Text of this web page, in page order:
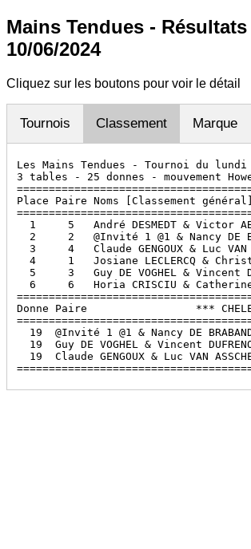
Mains Tendues -
10/06/2024
Cliquez sur les boutons pour voir le détail
Tournois Classement Marque
Les Mains Tendues - Tournoi du
3 tables - 25 donnes - mouvement
Place Paire Noms [Classement
1     5   André DESMEDT & Victor
2     2   @Invité 1 @1 & Nancy DE
3     4   Claude GENGOUX & Luc
4     1   Josiane LECLERCQ &
5     3   Guy DE VOGHEL & Vincent
6     6   Horia CRISCIU &
Donne Paire                 ***
19  @Invité 1 @1 & Nancy DE
19  Guy DE VOGHEL & Vincent
19  Claude GENGOUX & Luc VAN